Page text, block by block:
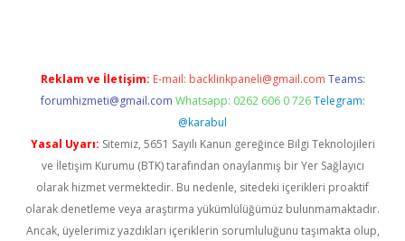
Reklam ve İletişim: E-mail: backlinkpaneli@gmail.com Teams:
forumhizmeti@gmail.com Whatsapp: 0262 606 0 726 Telegram:
@karabul
Yasal Uyarı: Sitemiz, 5651 Sayılı Kanun gereğince Bilgi Teknolojileri
ve İletişim Kurumu (BTK) tarafından onaylanmış bir Yer Sağlayıcı
olarak hizmet vermektedir. Bu nedenle, sitedeki içerikleri proaktif
olarak denetleme veya araştırma yükümlülüğümüz bulunmamaktadır.
Ancak, üyelerimiz yazdıkları içeriklerin sorumluluğunu taşımakta olup,